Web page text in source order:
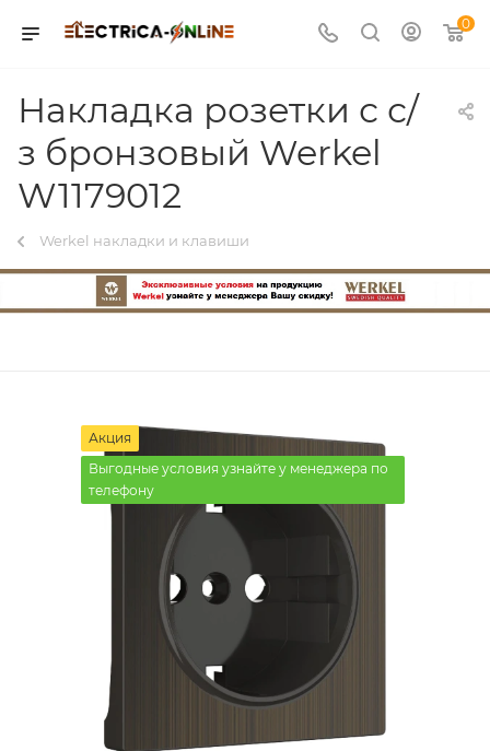
0
Накладка розетки с с/
з бронзовый Werkel
W1179012
Werkel накладки и клавиши
Акция
Выгодные условия узнайте у менеджера по
телефону